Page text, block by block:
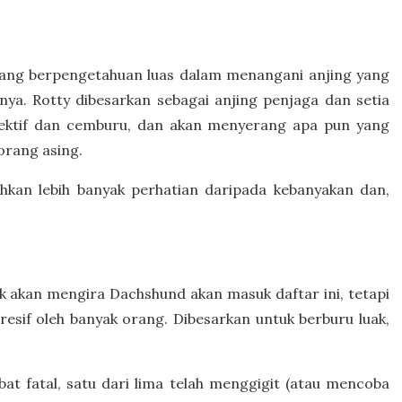
berpengetahuan luas dalam menangani anjing yang
Rotty dibesarkan sebagai anjing penjaga dan setia
dan cemburu, dan akan menyerang apa pun yang
asing.
lebih banyak perhatian daripada kebanyakan dan,
akan mengira Dachshund akan masuk daftar ini, tetapi
oleh banyak orang. Dibesarkan untuk berburu luak,
fatal, satu dari lima telah menggigit (atau mencoba